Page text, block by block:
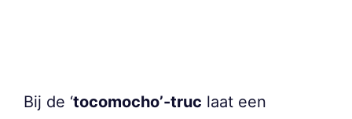
Bij de ‘tocomocho’-truc laat een